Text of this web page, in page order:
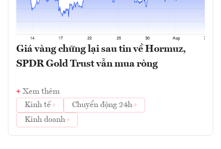
Giá vàng chững lại sau tin về Hormuz,
SPDR Gold Trust vẫn mua ròng
Xem thêm
Kinh tế
Chuyển động 24h
Kinh doanh